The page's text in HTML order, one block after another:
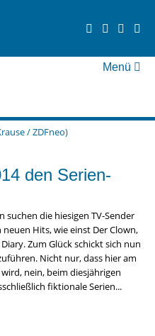
Menü
den Serien-
suchen die hiesigen TV-Sender
Hits, wie einst Der Clown,
Zum Glück schickt sich nun
Nicht nur, dass hier am
nein, beim diesjährigen
fiktionale Serien...